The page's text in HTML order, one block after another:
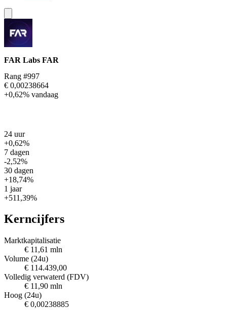
FAR Labs FAR
Rang #997
€ 0,00238664
+0,62% vandaag
24 uur
+0,62%
7 dagen
-2,52%
30 dagen
+18,74%
1 jaar
+511,39%
Kerncijfers
Marktkapitalisatie
€ 11,61 mln
Volume (24u)
€ 114.439,00
Volledig verwaterd (FDV)
€ 11,90 mln
Hoog (24u)
€ 0,00238885